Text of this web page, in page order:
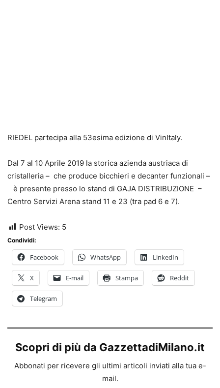
RIEDEL partecipa alla 53esima edizione di VinItaly.
Dal 7 al 10 Aprile 2019 la storica azienda austriaca di
cristalleria – che produce bicchieri e decanter funzionali –
è presente presso lo stand di GAJA DISTRIBUZIONE –
Centro Servizi Arena stand 11 e 23 (tra pad 6 e 7).
Post Views: 5
Condividi:
Facebook WhatsApp LinkedIn
X E-mail Stampa Reddit
Telegram
Scopri di più da GazzettadiMilano.it
Abbonati per ricevere gli ultimi articoli inviati alla tua e-
mail.